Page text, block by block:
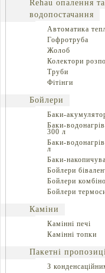
Rehau опалення та
водопостачання
Автоматика
Гофротруба
Жолоб
Колектори
Труби
Фітінги
Бойлери
Баки-
Баки-
300 л
Баки-
л
Баки-
Бойлери
Бойлери
Бойлери
Каміни
Камінні печі
Камінні топки
Пакетні
З